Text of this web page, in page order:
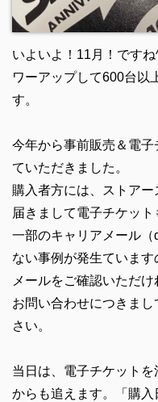
いよいよ！11月！です
ワーアップして600台以
す。
今年から事前販売＆電
ていただきました。
購入者方には、ストア
届きまして電子チケット
一部のキャリアメール
ない事例が発生ていま
メールをご確認いただけ
お問い合わせにつきま
さい。
当日は、電子チケット
からも追えます。「購